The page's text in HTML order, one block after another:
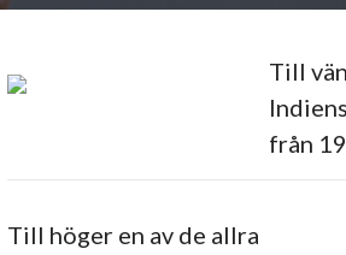
Till
från
Till höger en av de allra